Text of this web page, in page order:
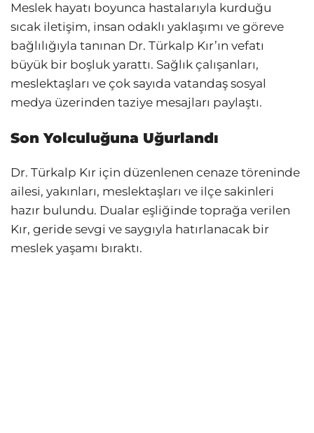
Meslek hayatı boyunca hastalarıyla kurduğu
sıcak iletişim, insan odaklı yaklaşımı ve göreve
bağlılığıyla tanınan Dr. Türkalp Kır’ın vefatı
büyük bir boşluk yarattı. Sağlık çalışanları,
meslektaşları ve çok sayıda vatandaş sosyal
medya üzerinden taziye mesajları paylaştı.
Son Yolculuğuna Uğurlandı
Dr. Türkalp Kır için düzenlenen cenaze töreninde
ailesi, yakınları, meslektaşları ve ilçe sakinleri
hazır bulundu. Dualar eşliğinde toprağa verilen
Kır, geride sevgi ve saygıyla hatırlanacak bir
meslek yaşamı bıraktı.